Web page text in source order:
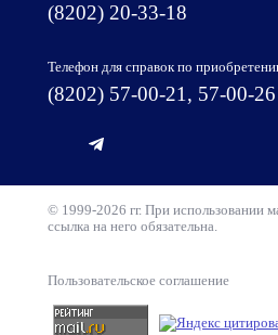
(8202) 20-33-18
Телефон для справок по
(8202) 57-00-21, 57-00-26
© 1999-2026 гг. При использовании
ссылка на него обязательна.
Пользовательское соглашение